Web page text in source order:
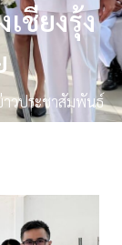
เชียงรุ้ง
าวประชาสัมพันธ์